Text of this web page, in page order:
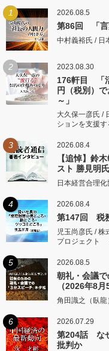
1 2026.08.5
第86回 「言
中村義裕氏 / 日
2 2023.08.30
176軒目 「
円（税別）
～」
大久保一彦氏 /
ションを支援
3 2026.08.4
【追悼】鈴
スト 勝見明氏
日本経営合理
4 2026.08.4
第147回 税
児玉尚彦氏 /
プロジェクト
5 2026.08.5
朝礼・会議
（2026年8月
角田識之（臥龍
6 2026.07.29
第204話 な
批判か